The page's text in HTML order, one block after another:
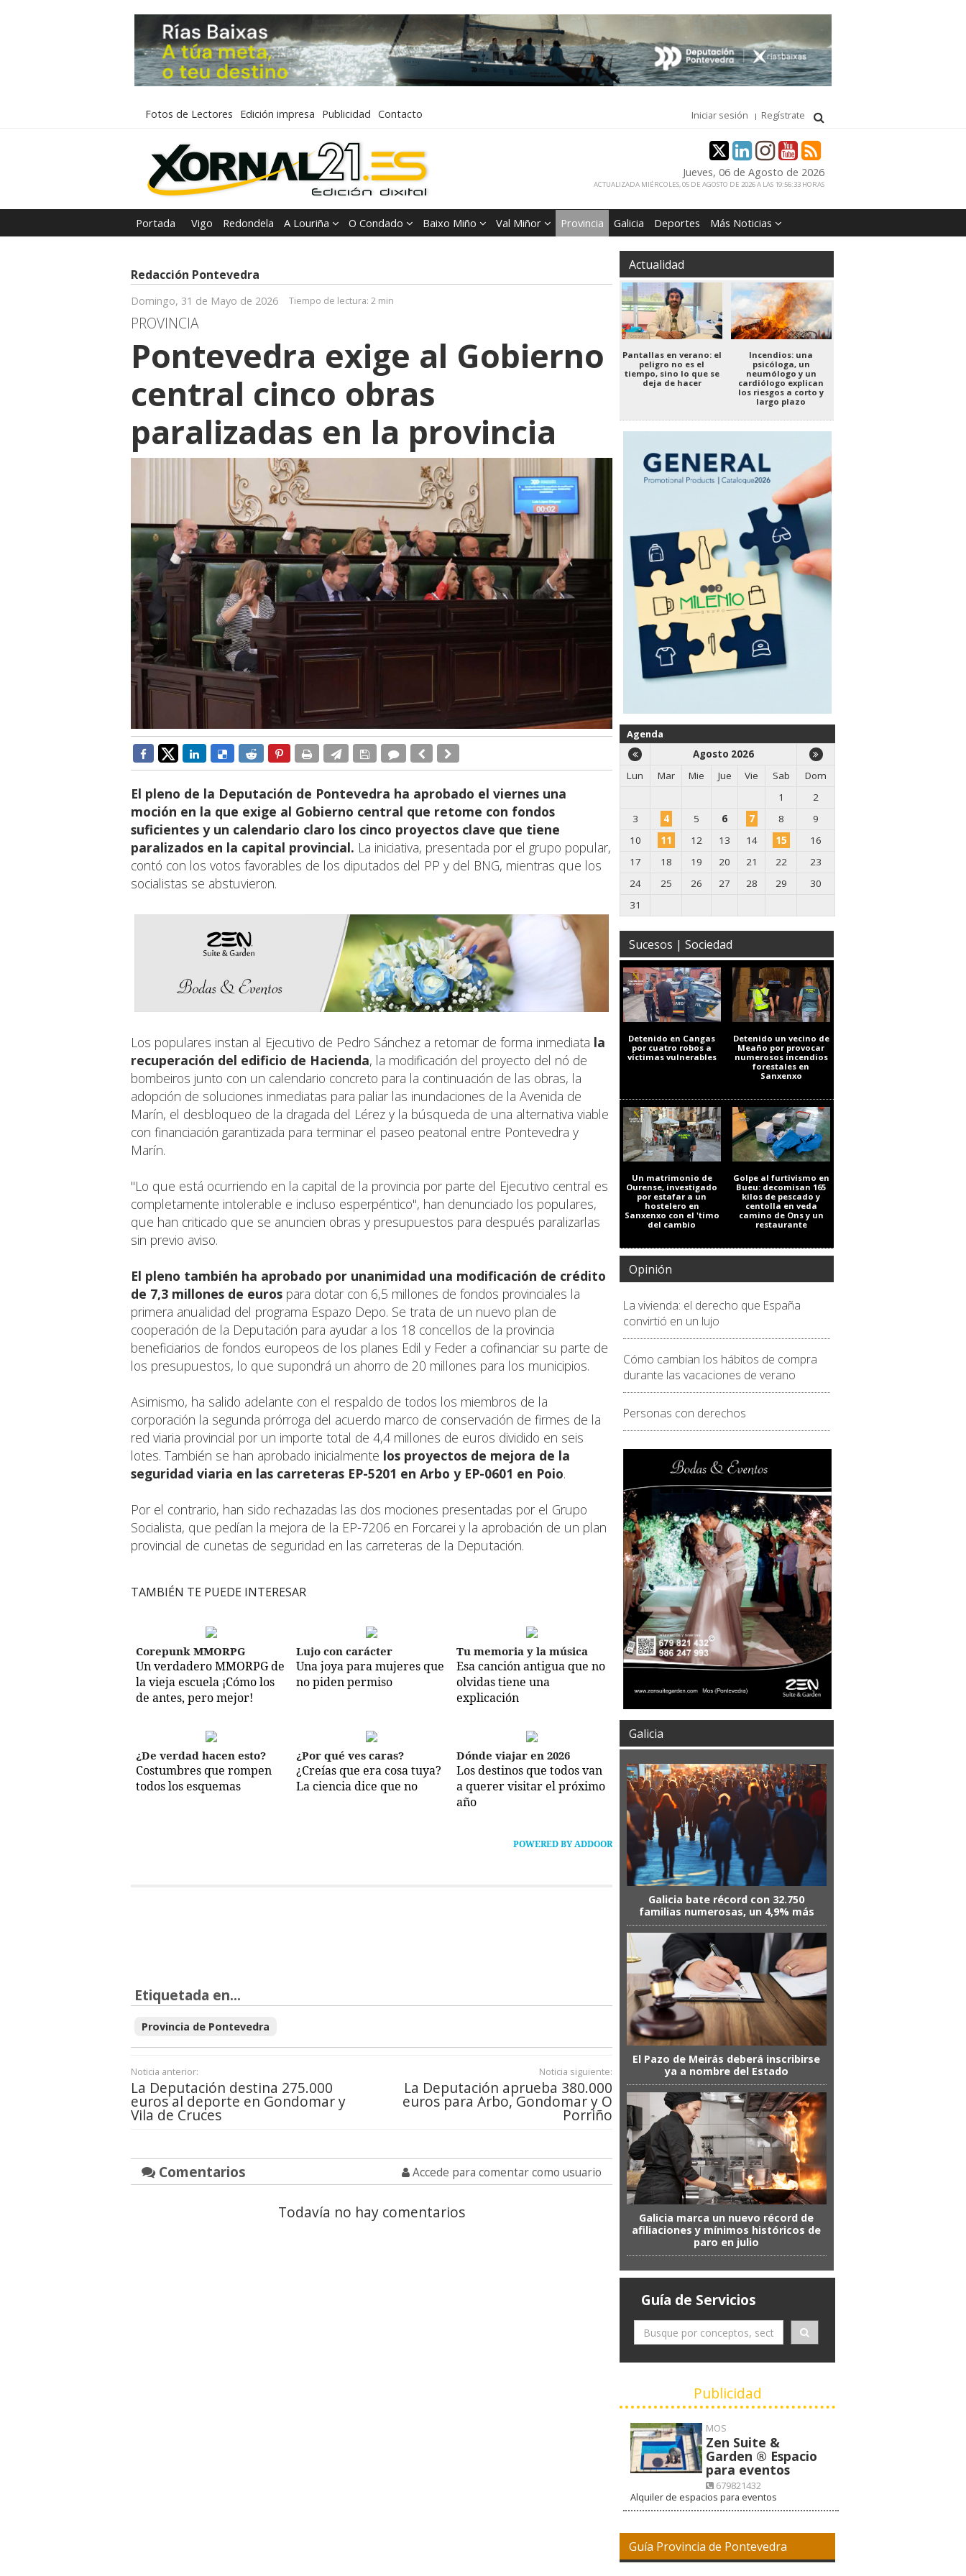
Fotos de Lectores Edición impresa Publicidad Contacto Iniciar sesión Regístrate
Jueves, 06 de Agosto de 2026
ACTUALIZADA MIÉRCOLES, 05 DE AGOSTO DE 2026 A LAS 19:56:33 HORAS
Portada Vigo Redondela A Louriña O Condado Baixo Miño Val Miñor Provincia Galicia Deportes Más Noticias
Redacción Pontevedra
Domingo, 31 de Mayo de 2026 Tiempo de lectura: 2 min
PROVINCIA
Pontevedra exige al Gobierno
central cinco obras
paralizadas en la provincia
El pleno de la Deputación de Pontevedra ha aprobado el viernes una
moción en la que exige al Gobierno central que retome con fondos
suficientes y un calendario claro los cinco proyectos clave que tiene
paralizados en la capital provincial. La iniciativa, presentada por el grupo popular,
contó con los votos favorables de los diputados del PP y del BNG, mientras que los
socialistas se abstuvieron.
Los populares instan al Ejecutivo de Pedro Sánchez a retomar de forma inmediata la
recuperación del edificio de Hacienda, la modificación del proyecto del nó de
bombeiros junto con un calendario concreto para la continuación de las obras, la
adopción de soluciones inmediatas para paliar las inundaciones de la Avenida de
Marín, el desbloqueo de la dragada del Lérez y la búsqueda de una alternativa viable
con financiación garantizada para terminar el paseo peatonal entre Pontevedra y
Marín.
"Lo que está ocurriendo en la capital de la provincia por parte del Ejecutivo central es
completamente intolerable e incluso esperpéntico", han denunciado los populares,
que han criticado que se anuncien obras y presupuestos para después paralizarlas
sin previo aviso.
El pleno también ha aprobado por unanimidad una modificación de crédito
de 7,3 millones de euros para dotar con 6,5 millones de fondos provinciales la
primera anualidad del programa Espazo Depo. Se trata de un nuevo plan de
cooperación de la Deputación para ayudar a los 18 concellos de la provincia
beneficiarios de fondos europeos de los planes Edil y Feder a cofinanciar su parte de
los presupuestos, lo que supondrá un ahorro de 20 millones para los municipios.
Asimismo, ha salido adelante con el respaldo de todos los miembros de la
corporación la segunda prórroga del acuerdo marco de conservación de firmes de la
red viaria provincial por un importe total de 4,4 millones de euros dividido en seis
lotes. También se han aprobado inicialmente los proyectos de mejora de la
seguridad viaria en las carreteras EP-5201 en Arbo y EP-0601 en Poio.
Por el contrario, han sido rechazadas las dos mociones presentadas por el Grupo
Socialista, que pedían la mejora de la EP-7206 en Forcarei y la aprobación de un plan
provincial de cunetas de seguridad en las carreteras de la Deputación.
TAMBIÉN TE PUEDE INTERESAR
Corepunk MMORPG
Un verdadero MMORPG de
la vieja escuela ¡Cómo los
de antes, pero mejor!
Lujo con carácter
Una joya para mujeres que
no piden permiso
Tu memoria y la música
Esa canción antigua que no
olvidas tiene una
explicación
¿De verdad hacen esto?
Costumbres que rompen
todos los esquemas
¿Por qué ves caras?
¿Creías que era cosa tuya?
La ciencia dice que no
Dónde viajar en 2026
Los destinos que todos van
a querer visitar el próximo
año
POWERED BY ADDOOR
Etiquetada en...
Provincia de Pontevedra
Noticia anterior:
La Deputación destina 275.000
euros al deporte en Gondomar y
Vila de Cruces
Noticia siguiente:
La Deputación aprueba 380.000
euros para Arbo, Gondomar y O
Porriño
Comentarios Accede para comentar como usuario
Todavía no hay comentarios
Actualidad
Pantallas en verano: el
peligro no es el
tiempo, sino lo que se
deja de hacer
Incendios: una
psicóloga, un
neumólogo y un
cardiólogo explican
los riesgos a corto y
largo plazo
Agenda
Agosto 2026
Lun
Mar Mie Jue Vie Sab
Dom
1
2
3
4 5 6 7 8
9
10
11 12 13 14 15
16
17
18 19 20 21 22
23
24
25 26 27 28 29
30
31
Sucesos | Sociedad
Detenido en Cangas
por cuatro robos a
víctimas vulnerables
Detenido un vecino de
Meaño por provocar
numerosos incendios
forestales en
Sanxenxo
Un matrimonio de
Ourense, investigado
por estafar a un
hostelero en
Sanxenxo con el 'timo
del cambio
Golpe al furtivismo en
Bueu: decomisan 165
kilos de pescado y
centolla en veda
camino de Ons y un
restaurante
Opinión
La vivienda: el derecho que España
convirtió en un lujo
Cómo cambian los hábitos de compra
durante las vacaciones de verano
Personas con derechos
Galicia
Galicia bate récord con 32.750
familias numerosas, un 4,9% más
El Pazo de Meirás deberá inscribirse
ya a nombre del Estado
Galicia marca un nuevo récord de
afiliaciones y mínimos históricos de
paro en julio
Guía de Servicios
Publicidad
MOS
Zen Suite &
Garden ® Espacio
para eventos
679821432
VISITAR WEB
Alquiler de espacios para eventos
Guía Provincia de Pontevedra